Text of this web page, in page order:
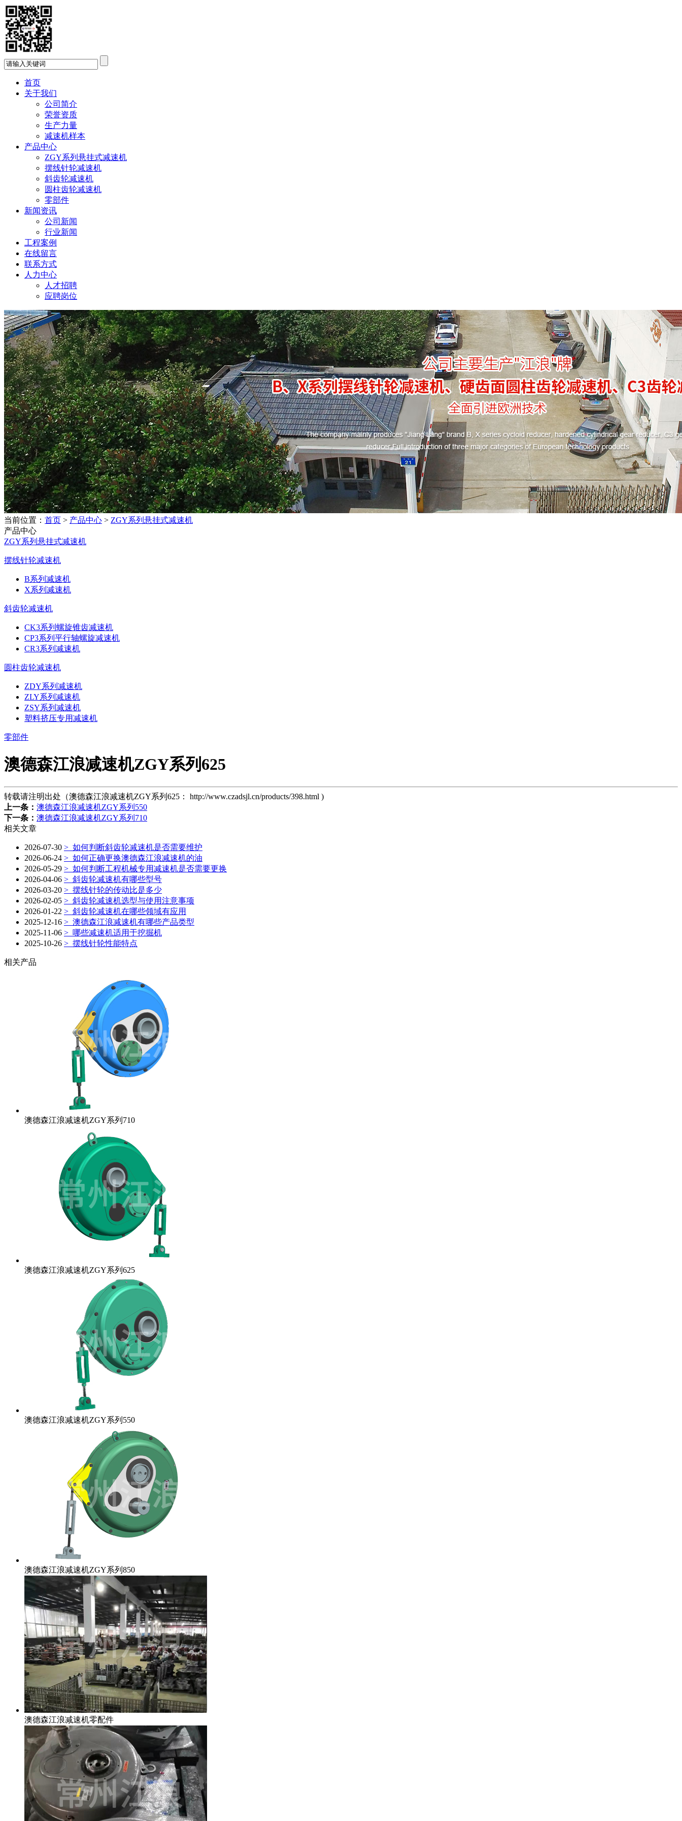
首页
关于我们
公司简介
荣誉资质
生产力量
减速机样本
产品中心
ZGY系列悬挂式减速机
摆线针轮减速机
斜齿轮减速机
圆柱齿轮减速机
零部件
新闻资讯
公司新闻
行业新闻
工程案例
在线留言
联系方式
人力中心
人才招聘
应聘岗位
当前位置： 首页 > 产品中心 > ZGY系列悬挂式减速机
产品中心
ZGY系列悬挂式减速机
摆线针轮减速机
B系列减速机
X系列减速机
斜齿轮减速机
CK3系列螺旋锥齿减速机
CP3系列平行轴螺旋减速机
CR3系列减速机
圆柱齿轮减速机
ZDY系列减速机
ZLY系列减速机
ZSY系列减速机
塑料挤压专用减速机
零部件
澳德森江浪减速机ZGY系列625
转载请注明出处（澳德森江浪减速机ZGY系列625： http://www.czadsjl.cn/products/398.html )
上一条： 澳德森江浪减速机ZGY系列550
下一条： 澳德森江浪减速机ZGY系列710
相关文章
2026-07-30 > 如何判断斜齿轮减速机是否需要维护
2026-06-24 > 如何正确更换澳德森江浪减速机的油
2026-05-29 > 如何判断工程机械专用减速机是否需要更换
2026-04-06 > 斜齿轮减速机有哪些型号
2026-03-20 > 摆线针轮的传动比是多少
2026-02-05 > 斜齿轮减速机选型与使用注意事项
2026-01-22 > 斜齿轮减速机在哪些领域有应用
2025-12-16 > 澳德森江浪减速机有哪些产品类型
2025-11-06 > 哪些减速机适用于挖掘机
2025-10-26 > 摆线针轮性能特点
相关产品
澳德森江浪减速机ZGY系列710
澳德森江浪减速机ZGY系列625
澳德森江浪减速机ZGY系列550
澳德森江浪减速机ZGY系列850
澳德森江浪减速机零配件